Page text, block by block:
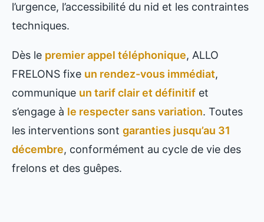
l’urgence, l’accessibilité du nid et les contraintes
techniques.
Dès le premier appel téléphonique, ALLO
FRELONS fixe un rendez-vous immédiat,
communique un tarif clair et définitif et
s’engage à le respecter sans variation. Toutes
les interventions sont garanties jusqu’au 31
décembre, conformément au cycle de vie des
frelons et des guêpes.